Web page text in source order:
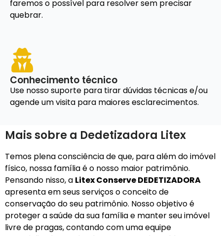
faremos o possível para resolver sem precisar
quebrar.
Conhecimento técnico
Use nosso suporte para tirar dúvidas técnicas e/ou
agende um visita para maiores esclarecimentos.
Mais sobre a Dedetizadora Litex
Temos plena consciência de que, para além do imóvel
físico, nossa família é o nosso maior patrimônio.
Pensando nisso, a Litex Conserve DEDETIZADORA
apresenta em seus serviços o conceito de
conservação do seu patrimônio. Nosso objetivo é
proteger a saúde da sua família e manter seu imóvel
livre de pragas, contando com uma equipe